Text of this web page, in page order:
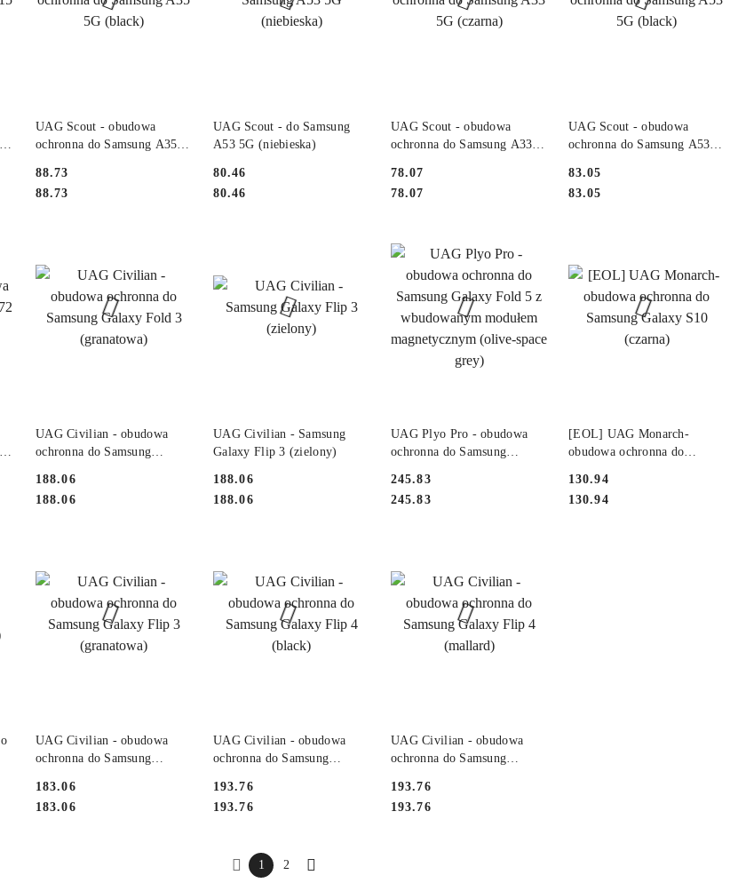
UAG Scout - obudowa
ochronna do Samsung A35
Cena:
88.73
Cena:
88.73
UAG Scout - do Samsung
A53 5G (niebieska)
Cena:
80.46
Cena:
80.46
UAG Scout - obudowa
ochronna do Samsung A33
Cena:
78.07
Cena:
78.07
UAG Scout - obudowa
ochronna do Samsung A53
Cena:
83.05
Cena:
83.05
UAG Civilian - obudowa
ochronna do Samsung
Cena:
188.06
Cena:
188.06
UAG Civilian - Samsung
Galaxy Flip 3 (zielony)
Cena:
188.06
Cena:
188.06
UAG Plyo Pro - obudowa
ochronna do Samsung
wbudowanym modułem
magnetycznym (olive-space
Cena:
245.83
Cena:
245.83
[EOL] UAG Monarch-
obudowa ochronna do
(czarna)
Cena:
130.94
Cena:
130.94
UAG Civilian - obudowa
ochronna do Samsung
Cena:
183.06
Cena:
183.06
UAG Civilian - obudowa
ochronna do Samsung
Cena:
193.76
Cena:
193.76
UAG Civilian - obudowa
ochronna do Samsung
Cena:
193.76
Cena:
193.76
1 2